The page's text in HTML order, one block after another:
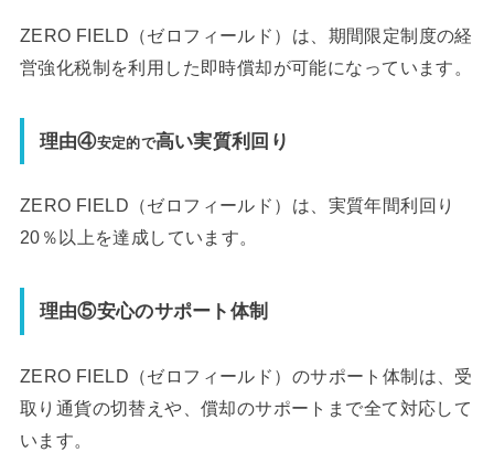
ZERO FIELD（ゼロフィールド）は、期間限定制度の経
営強化税制を利用した即時償却が可能になっています。
理由④安定的で高い実質利回り
ZERO FIELD（ゼロフィールド）は、実質年間利回り
20％以上を達成しています。
理由⑤安心のサポート体制
ZERO FIELD（ゼロフィールド）のサポート体制は、受
取り通貨の切替えや、償却のサポートまで全て対応して
います。